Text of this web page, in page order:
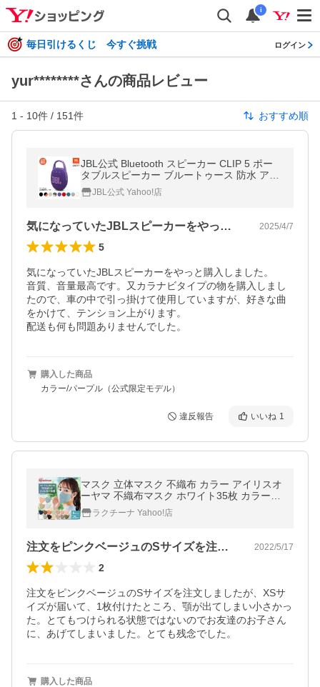
i
毎日引けるくじ 今すぐ挑戦 ログイン
yur********さんの商品レビュー
1 - 10件 / 151件 おすすめ順
JBL公式 Bluetooth スピーカー CLIP 5 ポー
タブルスピーカー ブルートゥース 防水 アウ
トドア カラフル カラビナ かわいい おしゃれ
最大約12時間再生 jbl
JBL公式 Yahoo!店
気になっていたJBLスピーカーをやっと… 2025/4/7
5
気になっていたJBLスピーカーをやっと購入しました。
音質、音量最高です。又カラナビタイプの物を購入しまし
たので、車の中で引っ掛けて使用していますが、好きな曲
をかけて、テンション上がります。
配送も何も問題ありませんでした。
購入した商品
カラー/パープル（公式限定モデル）
違反報告 いいね 1
マスク 立体マスク 不織布 カラー アイリスオ
ーヤマ 不織布マスク ホワイト35枚 カラー25
枚 小さめ ふつう 大きめ
ラクチーナ Yahoo!店
注文をピンクベージュのSサイズを注文し… 2022/5/17
2
注文をピンクベージュのSサイズを注文しましたが、XSサ
イズが届いて、1枚付けたところ、顎が出てしまい小さかっ
た。とてもつけられる状態ではないのでお友達のお子さん
に、あげてしまいました。とても残念でした。
購入した商品